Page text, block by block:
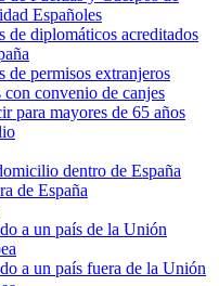
Españoles
de diplomáticos acreditados
de permisos extranjeros
con convenio de canjes
para mayores de 65 años
dentro de España
de España
a un país de la Unión
a un país fuera de la Unión